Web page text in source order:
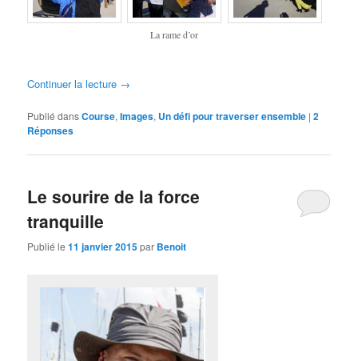
La rame d’or
Continuer la lecture →
Publié dansCourse,Images, Un défi pour traverser ensemble |2
Réponses
Le sourire de la force
tranquille
Publié le11 janvier 2015par Benoit